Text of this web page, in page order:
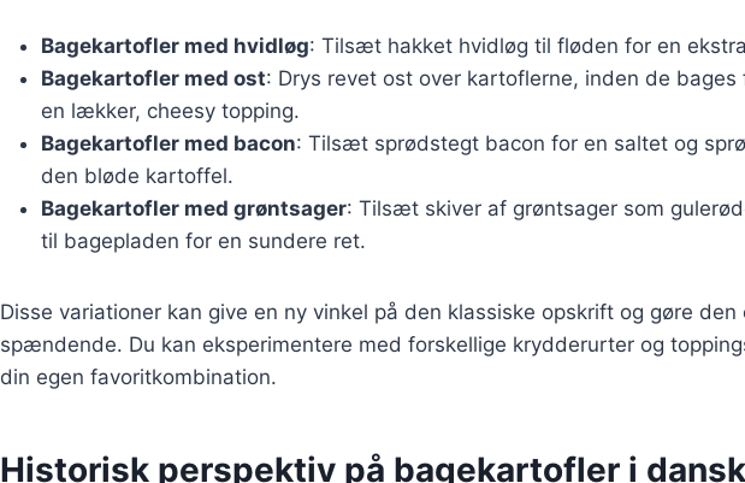
Bagekartofler med hvidløg: Tilsæt hakket hvidløg til fløden for en
Bagekartofler med ost: Drys revet ost over kartoflerne, inden de
en lækker, cheesy topping.
Bagekartofler med bacon: Tilsæt sprødstegt bacon for en saltet og
den bløde kartoffel.
Bagekartofler med grøntsager: Tilsæt skiver af grøntsager som
til bagepladen for en sundere ret.
Disse variationer kan give en ny vinkel på den klassiske opskrift og gøre den
spændende. Du kan eksperimentere med forskellige krydderurter og
din egen favoritkombination.
Historisk perspektiv på bagekartofler i dansk